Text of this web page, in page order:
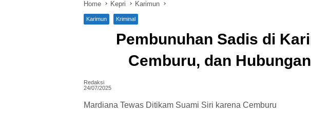
Home Kepri Karimun
Karimun Kriminal
Pembunuhan Sadis di
Cemburu, dan
Redaksi
24/07/2025
Mardiana Tewas Ditikam Suami Siri karena Cemburu